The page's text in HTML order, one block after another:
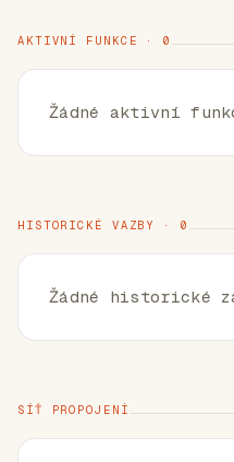
AKTIVNÍ FUNKCE · 0
Žádné aktivní
HISTORICKÉ VAZBY · 0
Žádné historické
SÍŤ PROPOJENÍ